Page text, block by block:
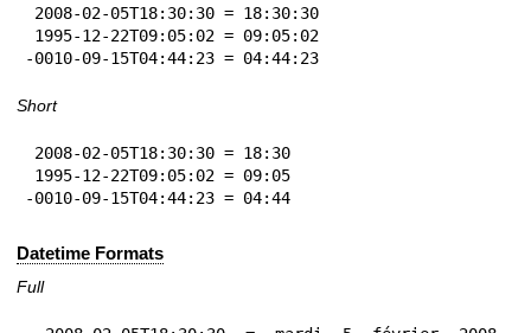
-0010-09-15T04:44:23 = 04:44:23
Short
-0010-09-15T04:44:23 = 04:44
Datetime Formats
Full